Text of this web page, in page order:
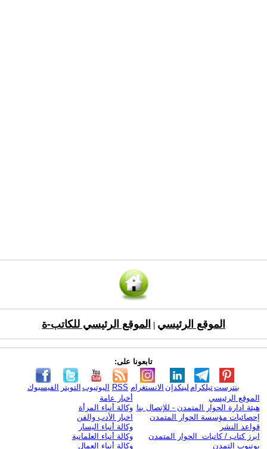
الموقع الرئيسي الموقع الرئيسي للكاتب-ة
تابعونا على:
الفيسبوك التويتر اليوتيوب RSS الانستغرام لينكدإن تيلكرامبنترست
الموقع الرئيسي
هيئة ادارة الحوار المتمدن - للإتصال بنا
إحصائيات مؤسسة الحوار المتمدن
قواعد النشر
ابرز كتاب / كاتبات الحوار المتمدن
يوتيوب التمدن
أخبار عامة
وكالة أنباء المرأة
اخبار الأدب والفن
وكالة أنباء اليسار
وكالة أنباء العلمانية
وكالة أنباء العمال